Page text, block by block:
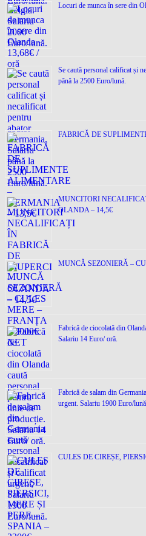
Locuri de munca în sere din
Se caută personal calificat și
până la 2500 Euro/lună.
FABRICĂ DE
MUNCITORI
OLANDA – 14,5€
MUNCĂ SEZONIERĂ –
Fabrică de ciocolată din
Salariu 14 Euro/ oră.
Fabrică de salam din
urgent. Salariu 1900 Euro/lună.
CULES DE CIREȘE,